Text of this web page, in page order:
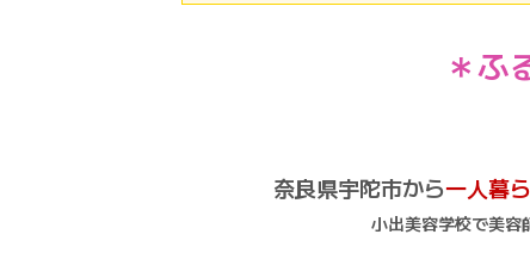
＊ふ
奈良県宇陀市から一人暮
小出美容学校で美容